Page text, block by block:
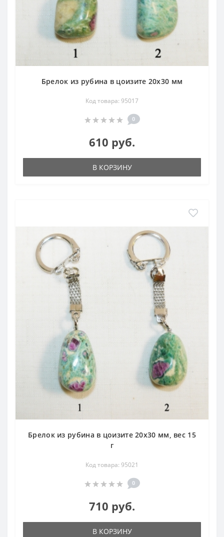
Брелок из рубина в цоизите 20х30 мм
Код товара: 95017
0
610 руб.
В КОРЗИНУ
Брелок из рубина в цоизите 20х30 мм, вес 15
г
Код товара: 95021
0
710 руб.
В КОРЗИНУ